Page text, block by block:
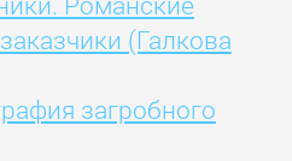
(Галкова
загробного